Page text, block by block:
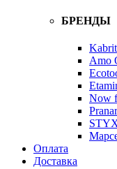
БРЕНДЫ
Amo
Now
Оплата
Доставка